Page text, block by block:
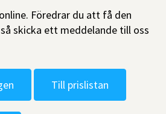
Föredrar du att få den
skicka ett meddelande till oss
Till prislistan